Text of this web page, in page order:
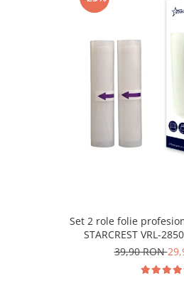
Set 2 role folie
STARCREST VRL-
rezistente,39,90 RON